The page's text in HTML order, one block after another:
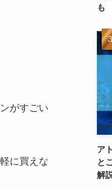
がすごい
に買えな
も
ア
と
解